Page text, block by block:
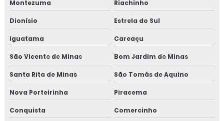
Montezuma Riachinho
Dionísio Estrela do Sul
Iguatama Careaçu
São Vicente de Minas Bom Jardim de Minas
Santa Rita de Minas São Tomás de Aquino
Nova Porteirinha Piracema
Conquista Comercinho